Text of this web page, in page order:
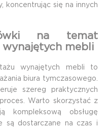
koncentrując się na innych
na temat
mebli
wynajętych mebli to
biura tymczasowego.
szereg praktycznych
Warto skorzystać z
kompleksową obsługę
są dostarczane na czas i